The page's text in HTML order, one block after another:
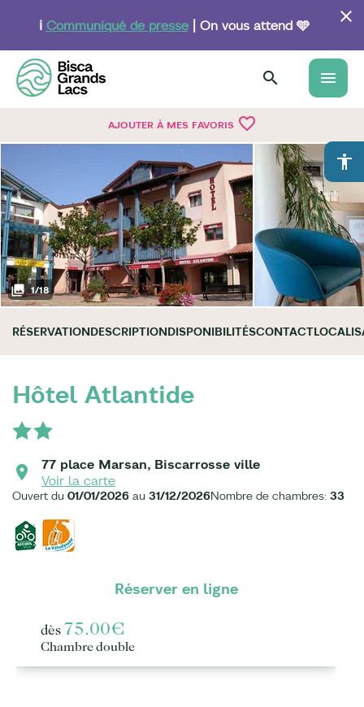
principal
ℹ️ Communiqué de presse| On vous attend 🩵
menu
AJOUTER À MES FAVORIS favorite_border
accessibility
1/18
RÉSERVATIONDESCRIPTIONDISPONIBILITÉSCONTACT
Hôtel Atlantide
77 place Marsan, Biscarrosse ville
Voir la carte
Ouvert du 01/01/2026 au 31/12/2026Nombre de chambres: 33
Réserver en ligne
dès 75.00€
Chambre double